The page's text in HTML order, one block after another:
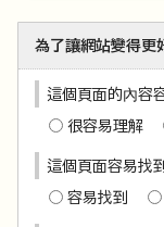
為了讓網站變得更
這個頁面的內容
很容易理解
這個頁面容易找
容易找到